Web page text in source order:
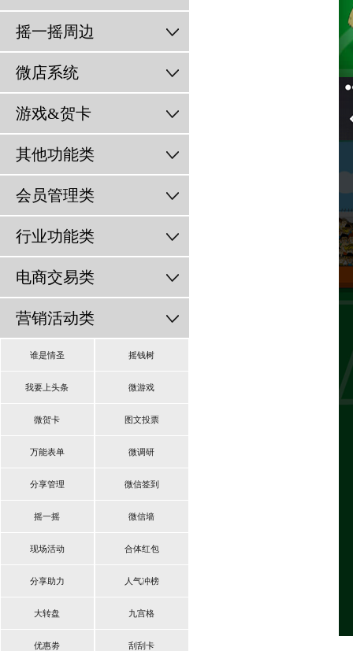
摇一摇周边
微店系统
游戏&贺卡
其他功能类
会员管理类
行业功能类
电商交易类
营销活动类
谁是情圣 摇钱树
我要上头条 微游戏
微贺卡 图文投票
万能表单 微调研
分享管理 微信签到
摇一摇 微信墙
现场活动 合体红包
分享助力 人气冲榜
大转盘 九宫格
优惠劵 刮刮卡